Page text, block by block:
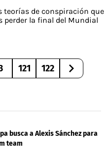
teorías de conspiración que
perder la final del Mundial
121 122
busca a Alexis Sánchez para
team